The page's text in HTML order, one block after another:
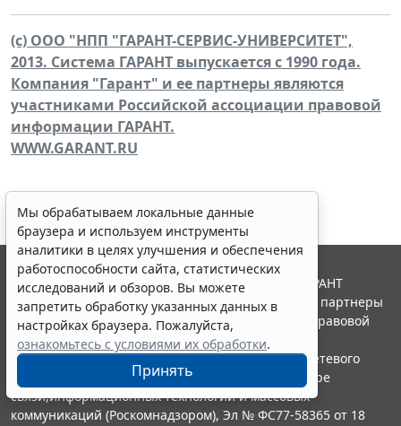
(c) ООО "НПП "ГАРАНТ-СЕРВИС-УНИВЕРСИТЕТ",
2013. Система ГАРАНТ выпускается с 1990 года.
Компания "Гарант" и ее партнеры являются
участниками Российской ассоциации правовой
информации ГАРАНТ.
WWW.GARANT.RU
Мы обрабатываем локальные данные
браузера и используем инструменты
аналитики в целях улучшения и обеспечения
работоспособности сайта, статистических
исследований и обзоров. Вы можете
запретить обработку указанных данных в
настройках браузера. Пожалуйста,
ознакомьтесь с условиями их обработки.
Принять
© ООО "НПП "ГАРАНТ-СЕРВИС", 2026. Система ГАРАНТ
выпускается с 1990 года. Компания "Гарант" и ее партнеры
являются участниками Российской ассоциации правовой
информации ГАРАНТ.
Портал ГАРАНТ.РУ зарегистрирован в качестве сетевого
издания Федеральной службой по надзору в сфере
связи,информационных технологий и массовых
коммуникаций (Роскомнадзором), Эл № ФС77-58365 от 18